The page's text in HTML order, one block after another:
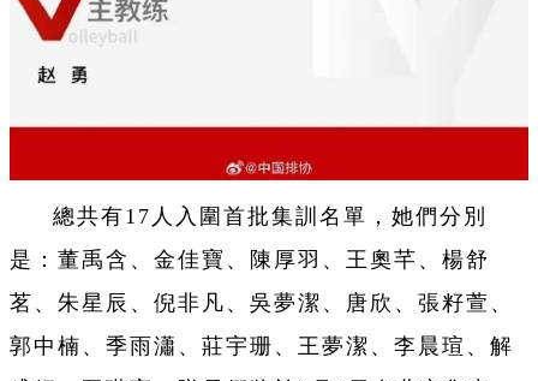
總共有17人入圍首批集訓名單，她們分別
是：董禹含、金佳寶、陳厚羽、王奧芊、楊舒
茗、朱星辰、倪非凡、吳夢潔、唐欣、張籽萱、
郭中楠、季雨瀟、莊宇珊、王夢潔、李晨瑄、解